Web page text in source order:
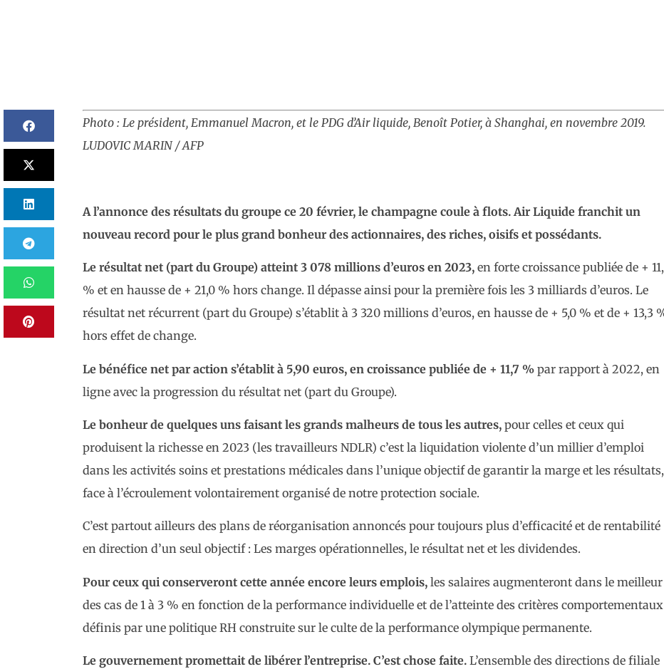
Photo : Le président, Emmanuel Macron, et le PDG d’Air liquide, Benoît Potier, à Shanghai, en novembre 2019.
LUDOVIC MARIN / AFP
A l’annonce des résultats du groupe ce 20 février, le champagne coule à flots. Air Liquide franchit un
nouveau record pour le plus grand bonheur des actionnaires, des riches, oisifs et possédants.
Le résultat net (part du Groupe) atteint 3 078 millions d’euros en 2023,en forte croissance publiée de +
% et en hausse de + 21,0 % hors change. Il dépasse ainsi pour la première fois les 3 milliards d’euros. Le
résultat net récurrent (part du Groupe) s’établit à 3 320 millions d’euros, en hausse de + 5,0 % et de + 13,3
hors effet de change.
Le bénéfice net par action s’établit à 5,90 euros, en croissance publiée de + 11,7 % par rapport à 2022, en
ligne avec la progression du résultat net (part du Groupe).
Le bonheur de quelques uns faisant les grands malheurs de tous les autres, pour celles et ceux qui
produisent la richesse en 2023 (les travailleurs NDLR) c’est la liquidation violente d’un millier d’emploi
dans les activités soins et prestations médicales dans l’unique objectif de garantir la marge et les résultats,
face à l’écroulement volontairement organisé de notre protection sociale.
C’est partout ailleurs des plans de réorganisation annoncés pour toujours plus d’efficacité et de rentabilité
en direction d’un seul objectif : Les marges opérationnelles, le résultat net et les dividendes.
Pour ceux qui conserveront cette année encore leurs emplois, les salaires augmenteront dans le meilleur
des cas de 1 à 3 % en fonction de la performance individuelle et de l’atteinte des critères comportementaux
définis par une politique RH construite sur le culte de la performance olympique permanente.
Le gouvernement promettait de libérer l’entreprise. C’est chose faite. L’ensemble des directions de filiale